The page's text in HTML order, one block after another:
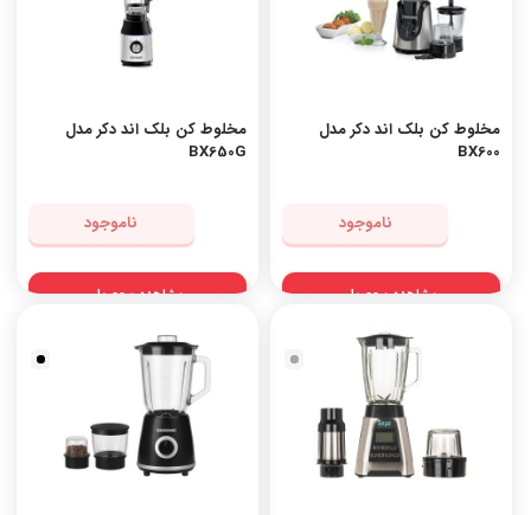
مخلوط کن بلک اند دکر مدل
BX600
ناموجود
مشاهده محصول
مخلوط‌ کن بلک اند دکر مدل
BX650G
ناموجود
مشاهده محصول